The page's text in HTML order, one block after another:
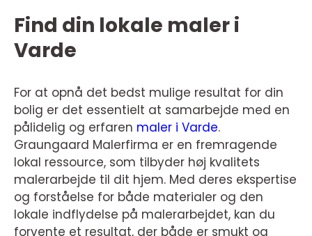
Find din lokale maler i
Varde
For at opnå det bedst mulige resultat for din
bolig er det essentielt at samarbejde med en
pålidelig og erfaren maler i Varde.
Graungaard Malerfirma er en fremragende
lokal ressource, som tilbyder høj kvalitets
malerarbejde til dit hjem. Med deres ekspertise
og forståelse for både materialer og den
lokale indflydelse på malerarbejdet, kan du
forvente et resultat, der både er smukt og